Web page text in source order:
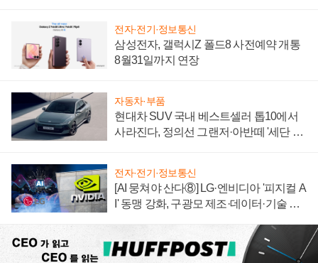
전자·전기·정보통신
삼성전자, 갤럭시Z 폴드8 사전예약 개통
8월31일까지 연장
자동차·부품
현대차 SUV 국내 베스트셀러 톱10에서
사라진다, 정의선 그랜저·아반떼 '세단 쌍
전자·전기·정보통신
[AI 뭉쳐야 산다⑧] LG·엔비디아 '피지컬 A
I' 동맹 강화, 구광모 제조·데이터·기술 결